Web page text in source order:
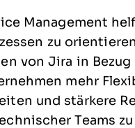
Management
zu
von Jira in
mehr
und stärkere
Teams zu